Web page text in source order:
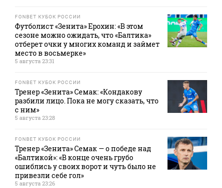
FONBET КУБОК РОССИИ
Футболист «Зенита» Ерохин: «В этом
сезоне можно ожидать, что «Балтика»
отберет очки у многих команд и займет
место в восьмерке»
5 августа 23:31
FONBET КУБОК РОССИИ
Тренер «Зенита» Семак: «Кондакову
разбили лицо. Пока не могу сказать, что
с ним»
5 августа 23:28
FONBET КУБОК РОССИИ
Тренер «Зенита» Семак — о победе над
«Балтикой»: «В конце очень грубо
ошиблись у своих ворот и чуть было не
привезли себе гол»
5 августа 23:26